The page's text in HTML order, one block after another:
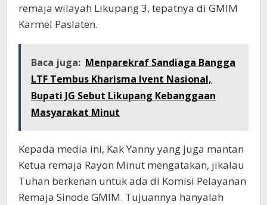
remaja wilayah Likupang 3, tepatnya di GMIM
Karmel Paslaten.
Baca juga: Menparekraf Sandiaga Bangga
LTF Tembus Kharisma Ivent Nasional,
Bupati JG Sebut Likupang Kebanggaan
Masyarakat Minut
Kepada media ini, Kak Yanny yang juga mantan
Ketua remaja Rayon Minut mengatakan, jikalau
Tuhan berkenan untuk ada di Komisi Pelayanan
Remaja Sinode GMIM. Tujuannya hanyalah